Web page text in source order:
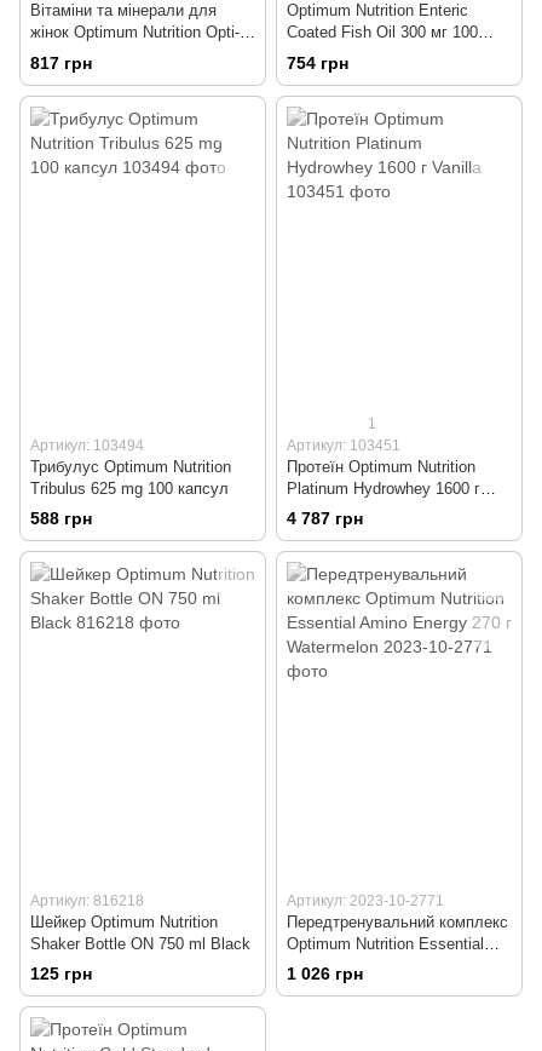
Вітаміни та мінерали для
жінок Optimum Nutrition Opti-
Women 60 капсул
817 грн
Optimum Nutrition Enteric
Coated Fish Oil 300 мг 100
капсул
754 грн
Артикул: 103494
Трибулус Optimum Nutrition
Tribulus 625 mg 100 капсул
588 грн
1
Артикул: 103451
Протеїн Optimum Nutrition
Platinum Hydrowhey 1600 г
Vanilla
4 787 грн
Артикул: 816218
Шейкер Optimum Nutrition
Shaker Bottle ON 750 ml Black
125 грн
Артикул: 2023-10-2771
Передтренувальний комплекс
Optimum Nutrition Essential
Amino Energy 270 г
Watermelon
1 026 грн